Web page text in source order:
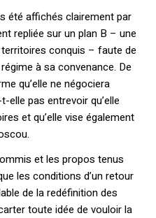
été affichés clairement par
repliée sur un plan B – une
conquis – faute de
à sa convenance. De
qu’elle ne négociera
elle pas entrevoir qu’elle
et qu’elle vise également
et les propos tenus
les conditions d’un retour
de la redéfinition des
toute idée de vouloir la